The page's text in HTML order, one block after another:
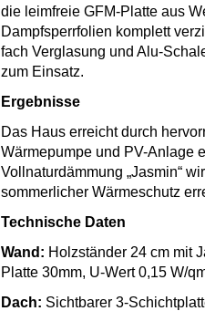
die leimfreie GFM-Platte aus
Dampfsperrfolien komplett
fach Verglasung und Alu-
zum Einsatz.
Ergebnisse
Das Haus erreicht durch
Wärmepumpe und PV-Anlage
Vollnaturdämmung „Jasmin“
sommerlicher Wärmeschutz
Technische Daten
Wand: Holzständer 24 cm mit
Platte 30mm, U-Wert 0,15 W/
Dach: Sichtbarer 3-